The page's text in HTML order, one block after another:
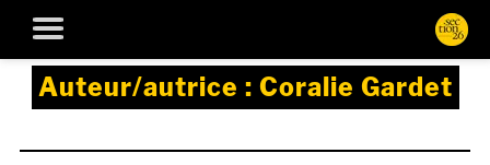
Auteur/autrice : Coralie Gardet